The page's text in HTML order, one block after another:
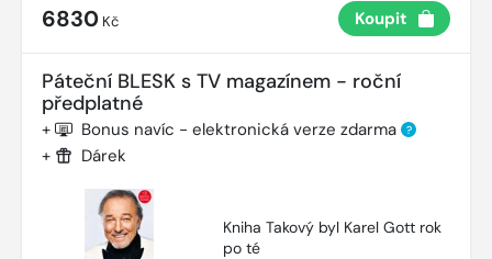
6830 Kč Koupit
Páteční BLESK s TV magazínem - roční
předplatné
+ Bonus navíc - elektronická verze zdarma ?
+ Dárek
Kniha Takový byl Karel Gott rok
po té